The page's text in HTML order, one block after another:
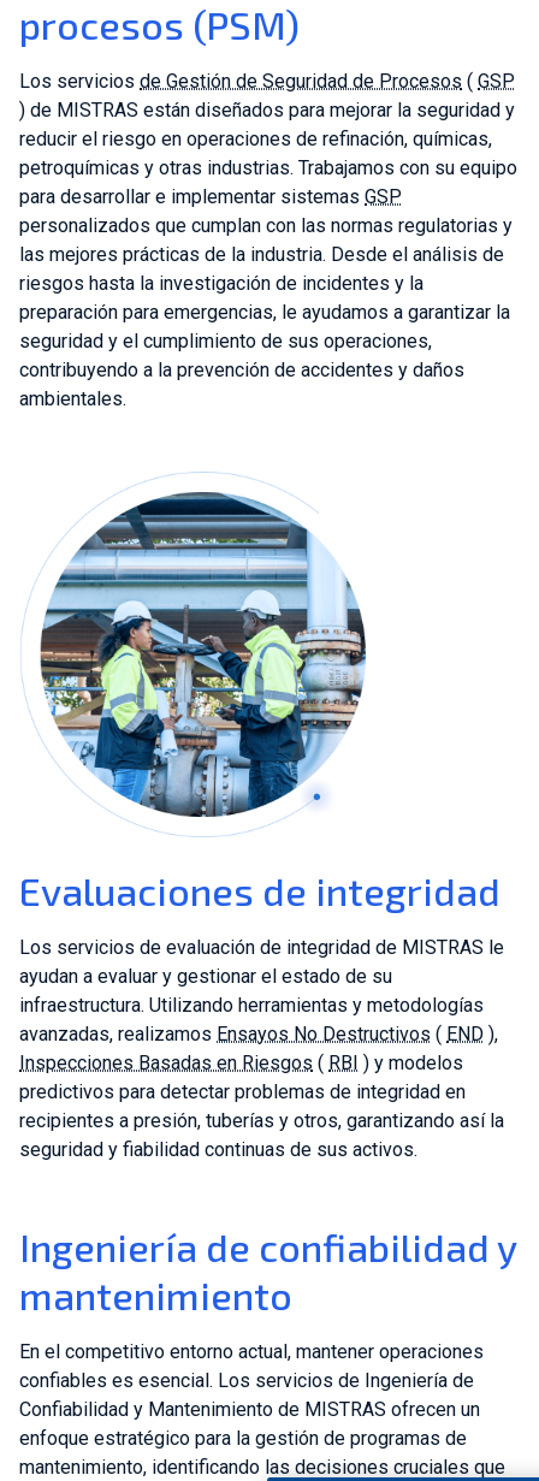
procesos (PSM)
Los servicios de Gestión de Seguridad de Procesos ( GSP
) de MISTRAS están diseñados para mejorar la seguridad y
reducir el riesgo en operaciones de refinación, químicas,
petroquímicas y otras industrias. Trabajamos con su equipo
para desarrollar e implementar sistemas GSP
personalizados que cumplan con las normas regulatorias y
las mejores prácticas de la industria. Desde el análisis de
riesgos hasta la investigación de incidentes y la
preparación para emergencias, le ayudamos a garantizar la
seguridad y el cumplimiento de sus operaciones,
contribuyendo a la prevención de accidentes y daños
ambientales.
Evaluaciones de integridad
Los servicios de evaluación de integridad de MISTRAS le
ayudan a evaluar y gestionar el estado de su
infraestructura. Utilizando herramientas y metodologías
avanzadas, realizamos Ensayos No Destructivos ( END ),
Inspecciones Basadas en Riesgos ( RBI ) y modelos
predictivos para detectar problemas de integridad en
recipientes a presión, tuberías y otros, garantizando así la
seguridad y fiabilidad continuas de sus activos.
Ingeniería de confiabilidad y
mantenimiento
En el competitivo entorno actual, mantener operaciones
confiables es esencial. Los servicios de Ingeniería de
Confiabilidad y Mantenimiento de MISTRAS ofrecen un
enfoque estratégico para la gestión de programas de
mantenimiento, identificando las decisiones cruciales que